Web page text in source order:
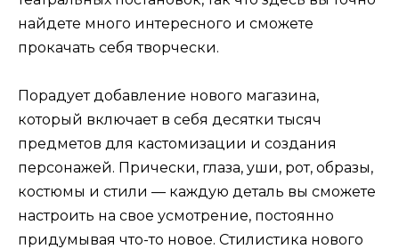
найдете много интересного и сможете
прокачать себя творчески.
Порадует добавление нового магазина,
который включает в себя десятки тысяч
предметов для кастомизации и создания
персонажей. Прически, глаза, уши, рот, образы,
костюмы и стили — каждую деталь вы сможете
настроить на свое усмотрение, постоянно
придумывая что-то новое. Стилистика нового